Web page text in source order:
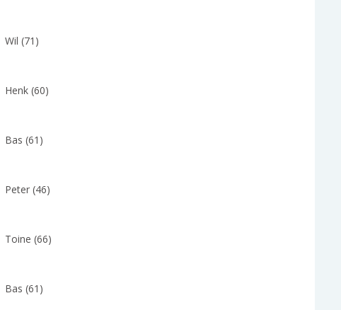
Wil (71)
Henk (60)
Bas (61)
Peter (46)
Toine (66)
Bas (61)